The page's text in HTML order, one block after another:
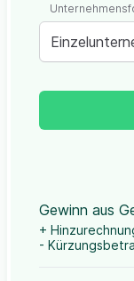
Gewinn aus
+
-